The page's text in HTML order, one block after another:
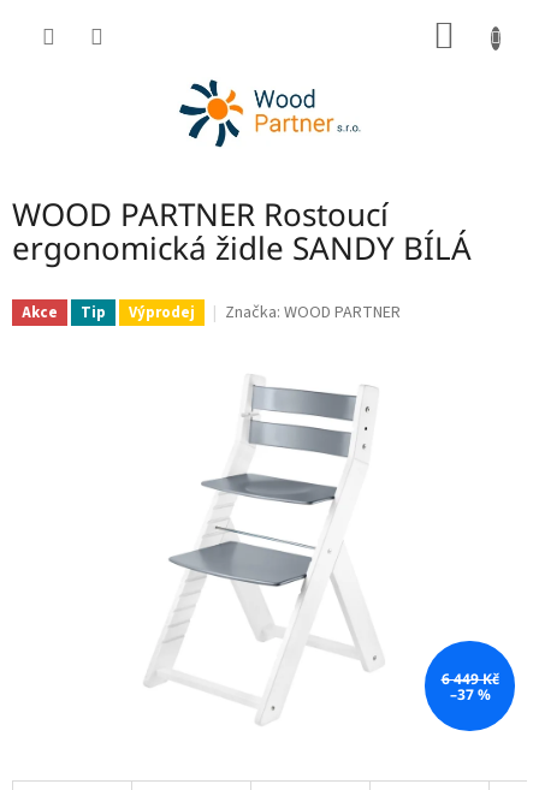
WOOD PARTNER Rostoucí
ergonomická židle SANDY BÍLÁ
Akce Tip Výprodej Značka: WOOD PARTNER
6 449 Kč
–37 %